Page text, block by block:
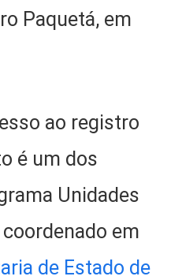
Paquetá, em
ao registro
é um dos
Unidades
em
de Estado de